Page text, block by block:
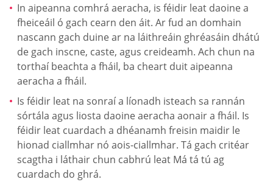
In aipeanna comhrá aeracha, is féidir leat daoine a
fheiceáil ó gach cearn den áit. Ar fud an domhain
nascann gach duine ar na láithreáin ghréasáin dhátú
de gach inscne, caste, agus creideamh. Ach chun na
torthaí beachta a fháil, ba cheart duit aipeanna
aeracha a fháil.
Is féidir leat na sonraí a líonadh isteach sa rannán
sórtála agus liosta daoine aeracha aonair a fháil. Is
féidir leat cuardach a dhéanamh freisin maidir le
hionad ciallmhar nó aois-ciallmhar. Tá gach critéar
scagtha i láthair chun cabhrú leat Má tá tú ag
cuardach do ghrá.